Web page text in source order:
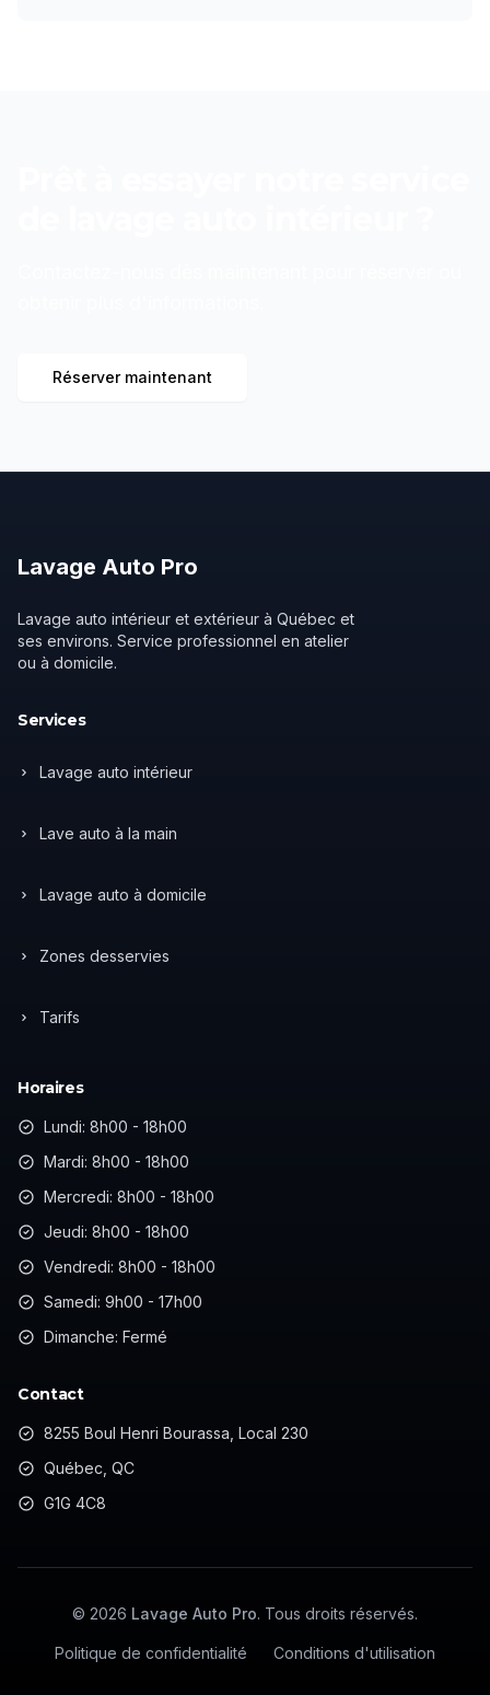
Réserver maintenant
Lavage Auto Pro
Lavage auto intérieur et extérieur à Québec et
ses environs. Service professionnel en atelier
ou à domicile.
Services
Lavage auto intérieur
Lave auto à la main
Lavage auto à domicile
Zones desservies
Tarifs
Horaires
Lundi: 8h00 - 18h00
Mardi: 8h00 - 18h00
Mercredi: 8h00 - 18h00
Jeudi: 8h00 - 18h00
Vendredi: 8h00 - 18h00
Samedi: 9h00 - 17h00
Dimanche: Fermé
Contact
8255 Boul Henri Bourassa, Local 230
Québec, QC
G1G 4C8
© 2026 Lavage Auto Pro. Tous droits réservés.
Politique de confidentialité Conditions d'utilisation